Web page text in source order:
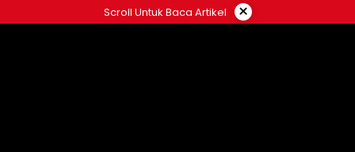
ke
Scroll Untuk Baca Artikel ×